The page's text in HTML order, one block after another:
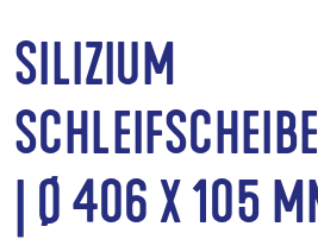
SILIZIUM
| Ø 406 X 105